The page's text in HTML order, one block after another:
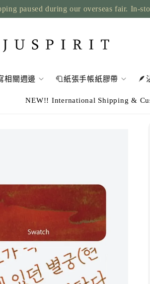
paused during our overseas fair. In-
相關週邊 🧻紙張手帳紙膠帶 🪶
NEW!! International Shipping &